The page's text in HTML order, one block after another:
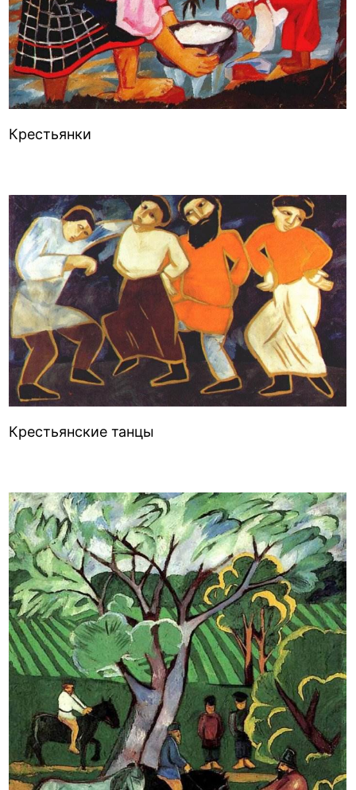
Крестьянки
Крестьянские танцы